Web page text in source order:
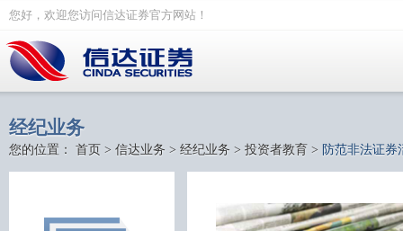
您好，欢迎您访问信达证券官方网站！
经纪业务
您的位置： 首页 > 信达业务 > 经纪业务 > 投资者教育 > 防范非法证券